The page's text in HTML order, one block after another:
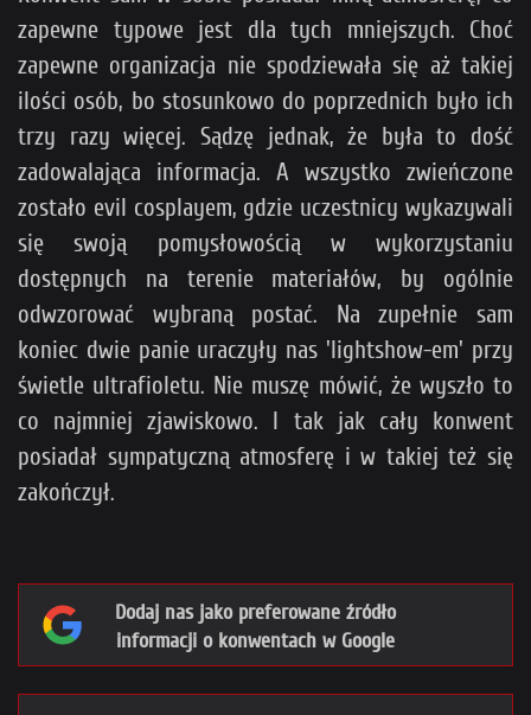
zapewne typowe jest dla tych mniejszych. Choć
zapewne organizacja nie spodziewała się aż takiej
ilości osób, bo stosunkowo do poprzednich było ich
trzy razy więcej. Sądzę jednak, że była to dość
zadowalająca informacja. A wszystko zwieńczone
zostało evil cosplayem, gdzie uczestnicy wykazywali
się swoją pomysłowością w wykorzystaniu
dostępnych na terenie materiałów, by ogólnie
odwzorować wybraną postać. Na zupełnie sam
koniec dwie panie uraczyły nas 'lightshow-em' przy
świetle ultrafioletu. Nie muszę mówić, że wyszło to
co najmniej zjawiskowo. I tak jak cały konwent
posiadał sympatyczną atmosferę i w takiej też się
zakończył.
Dodaj nas jako preferowane źródło
informacji o konwentach w Google